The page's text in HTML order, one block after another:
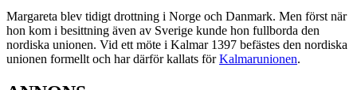
Margareta blev tidigt drottning i Norge och Danmark. Men först när
hon kom i besittning även av Sverige kunde hon fullborda den
nordiska unionen. Vid ett möte i Kalmar 1397 befästes den nordiska
unionen formellt och har därför kallats förKalmarunionen.